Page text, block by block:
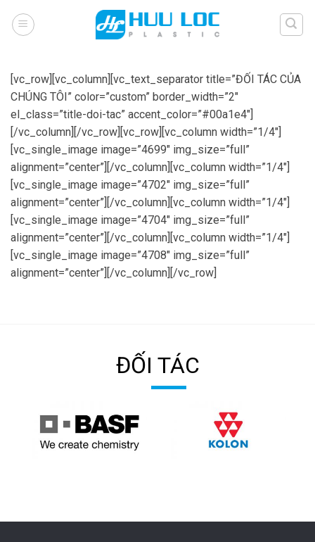
[vc_row][vc_column][vc_text_separator title=”ĐỐI TÁC CỦA
CHÚNG TÔI” color=”custom” border_width=”2″
el_class=”title-doi-tac” accent_color=”#00a1e4″]
[/vc_column][/vc_row][vc_row][vc_column width=”1/4″]
[vc_single_image image=”4699″ img_size=”full”
alignment=”center”][/vc_column][vc_column width=”1/4″]
[vc_single_image image=”4702″ img_size=”full”
alignment=”center”][/vc_column][vc_column width=”1/4″]
[vc_single_image image=”4704″ img_size=”full”
alignment=”center”][/vc_column][vc_column width=”1/4″]
[vc_single_image image=”4708″ img_size=”full”
alignment=”center”][/vc_column][/vc_row]
ĐỐI TÁC